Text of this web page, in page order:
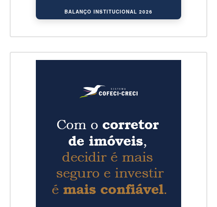
BALANÇO INSTITUCIONAL 2026